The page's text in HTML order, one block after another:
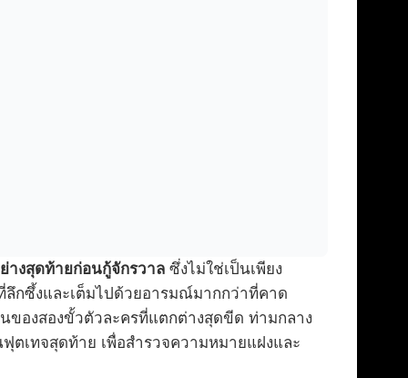
างสุดท้ายก่อนกู้จักรวาล ซึ่งไม่ใช่เป็นเพียง
ลึกซึ้งและเต็มไปด้วยอารมณ์มากกว่าที่คาด
ของสองขั้วตัวละครที่แตกต่างสุดขีด ท่ามกลาง
ตเทจสุดท้าย เพื่อสำรวจความหมายแฝงและ